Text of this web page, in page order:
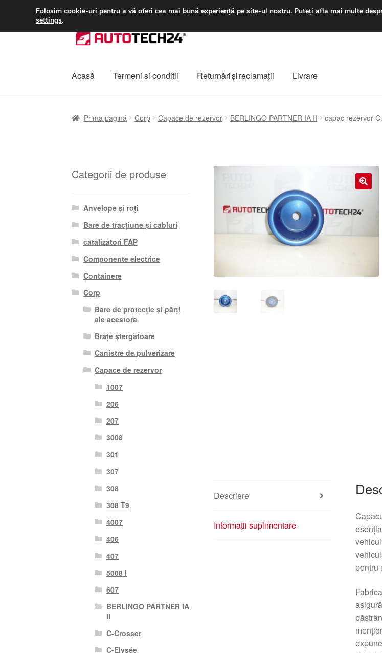
LIVRARE de la 33 lei luni-
Sari
la
Sari
la
Acasă Termeni si conditii Returnări şi reclamații Livrare
Prima pagină Corp Capace de rezervor BERLINGO PARTNER IA II capac rezervor
Descriere
Informații suplimentare
pentru
Categorii de produse
Anvelope și roți
Bare de tracțiune și cabluri
catalizatori FAP
Componente electrice
Containere
Corp
Bare de protecție și părți
ale acestora
Brațe ștergătoare
Canistre de pulverizare
Capace de rezervor
1007
206
207
3008
301
307
308
308 T9
4007
406
407
5008 I
607
BERLINGO PARTNER IA
II
C-Crosser
C-Elysée
Folosim cookie-uri pentru a vă oferi cea mai bună experiență pe site-ul nostru. Puteți afla mai multe
settings.